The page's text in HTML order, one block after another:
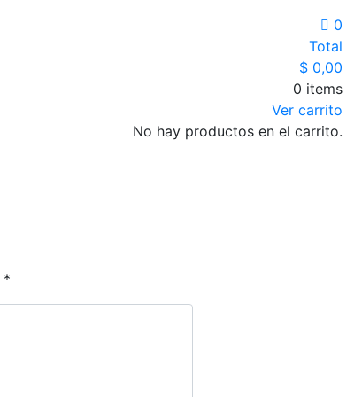
0
Total
$ 0,00
0 items
Ver carrito
No hay productos en el carrito.
*